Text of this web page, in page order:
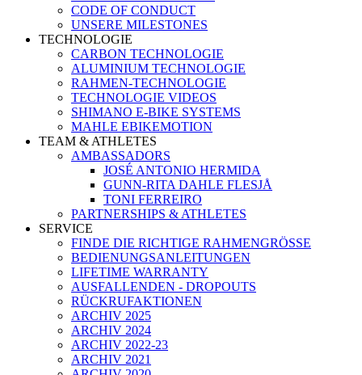
CODE OF CONDUCT
UNSERE MILESTONES
TECHNOLOGIE
CARBON TECHNOLOGIE
ALUMINIUM TECHNOLOGIE
RAHMEN-TECHNOLOGIE
TECHNOLOGIE VIDEOS
SHIMANO E-BIKE SYSTEMS
MAHLE EBIKEMOTION
TEAM & ATHLETES
AMBASSADORS
JOSÉ ANTONIO HERMIDA
GUNN-RITA DAHLE FLESJÅ
TONI FERREIRO
PARTNERSHIPS & ATHLETES
SERVICE
FINDE DIE RICHTIGE RAHMENGRÖSSE
BEDIENUNGSANLEITUNGEN
LIFETIME WARRANTY
AUSFALLENDEN - DROPOUTS
RÜCKRUFAKTIONEN
ARCHIV 2025
ARCHIV 2024
ARCHIV 2022-23
ARCHIV 2021